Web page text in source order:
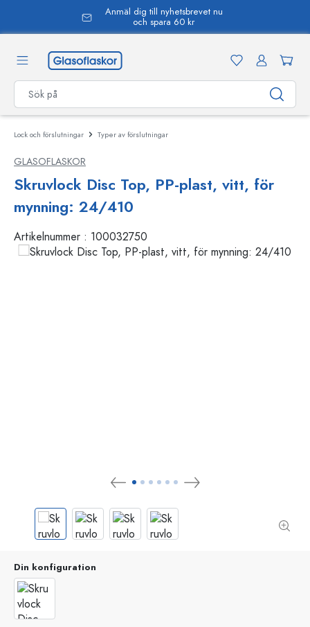
Anmäl dig till nyhetsbrevet nu
och spara 60 kr
Lock och förslutningar Typer av förslutningar
GLASOFLASKOR
Skruvlock Disc Top, PP-plast, vitt, för
mynning: 24/410
Artikelnummer : 100032750
Din konfiguration